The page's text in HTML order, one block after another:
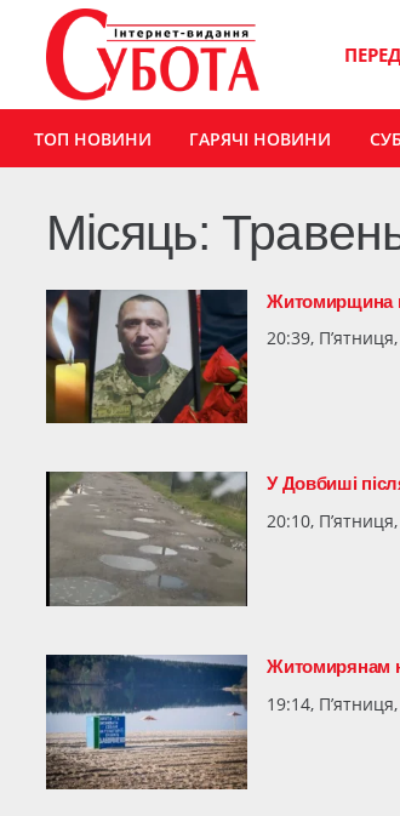
ТОП НОВИНИ ГАРЯЧІ НОВИНИ
Місяць:
Житомирщина
20:39,
У Довбиші
20:10,
Житомирянам
19:14,